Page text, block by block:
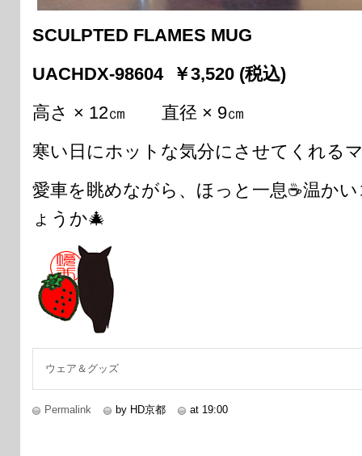
SCULPTED FLAMES MUG
UACHDX-98604 ￥3,520 (税込)
高さ × 12㎝ 直径 × 9㎝
寒い日にホットな気分にさせてくれる
愛車を眺めながら、ほっと一息☕温か
ょうか🎄
ウェア＆グッズ
Permalink by HD京都 at 19:00